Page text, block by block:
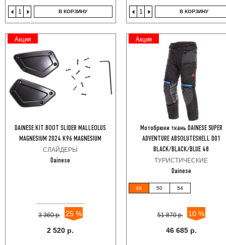
В КОРЗИНУ В КОРЗИНУ
Акция
DAINESE KIT BOOT SLIDER MALLEOLUS
MAGNESIUM 2024 K96 MAGNESIUM
СЛАЙДЕРЫ
Dainese
3 360 р. 25 %
2 520 р.
Акция
Мотобрюки ткань DAINESE SUPER
ADVENTURE ABSOLUTESHELL D01
BLACK/BLACK/BLUE 48
ТУРИСТИЧЕСКИЕ
Dainese
48 50 54
51 870 р. 10 %
46 685 р.